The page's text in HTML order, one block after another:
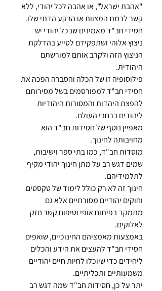
"אהבת ישראל", או אהבה לכל יהודי, ללא
קשר לרמת המצוות או הרקע הדתי שלו.
חסידי חב"ד מאמינים שבכל יהודי יש
ניצוץ אלוהי ושתפקידם לסייע בהדלקת
הניצוץ הזה ולקרב אותם למורשתם
היהודית.
פילוסופיה זו של הכלה והסברה הפכה את
חסידי חב"ד למפורסמים בשל מסירותם
להפצת היהדות והמסורות היהודיות
ליהודים ברחבי העולם.
מאפיין נוסף של חסידות חב"ד הוא
מחויבותה לחינוך.
מוסדות חב"ד, כמו בתי ספר וישיבות,
שמים דגש רב על מתן חינוך יהודי מקיף
לתלמידיהם.
חינוך זה לא רק כולל לימוד של טקסטים
וחוקים יהודיים מסורתיים אלא גם
מתמקד בפיתוח אופי וטיפוח קשר חזק
לאלוקים.
באמצעות מאמציהם החינוכיים, שואפים
חסידי חב"ד להעצים את הידע והכלים
ליחידים כדי שיוכלו לחיות חיים יהודיים
משמעותיים ותכליתיים.
יתר על כן, חסידות חב"ד שמה דגש רב